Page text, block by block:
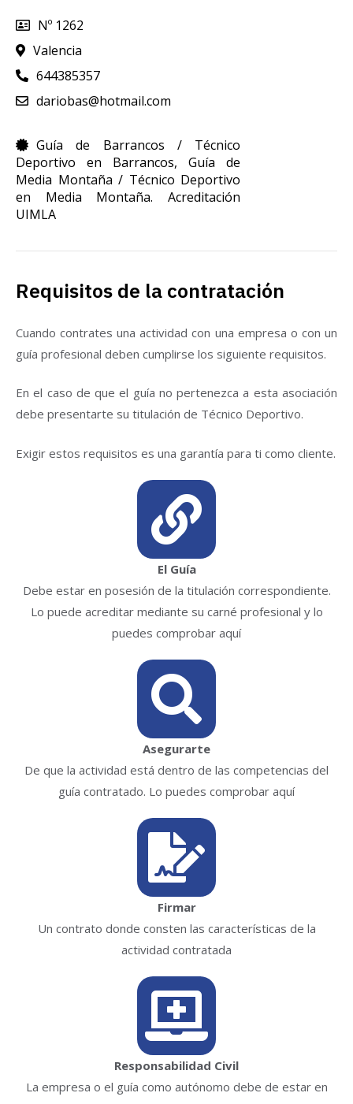
Nº 1262
Valencia
644385357
dariobas@hotmail.com
Guía de Barrancos / Técnico
Deportivo en Barrancos, Guía de
Media Montaña / Técnico Deportivo
en Media Montaña. Acreditación
UIMLA
Requisitos de la contratación
Cuando contrates una actividad con una empresa o con un
guía profesional deben cumplirse los siguiente requisitos.
En el caso de que el guía no pertenezca a esta asociación
debe presentarte su titulación de Técnico Deportivo.
Exigir estos requisitos es una garantía para ti como cliente.
El Guía
Debe estar en posesión de la titulación correspondiente.
Lo puede acreditar mediante su carné profesional y lo
puedes comprobar aquí
Asegurarte
De que la actividad está dentro de las competencias del
guía contratado. Lo puedes comprobar aquí
Firmar
Un contrato donde consten las características de la
actividad contratada
Responsabilidad Civil
La empresa o el guía como autónomo debe de estar en